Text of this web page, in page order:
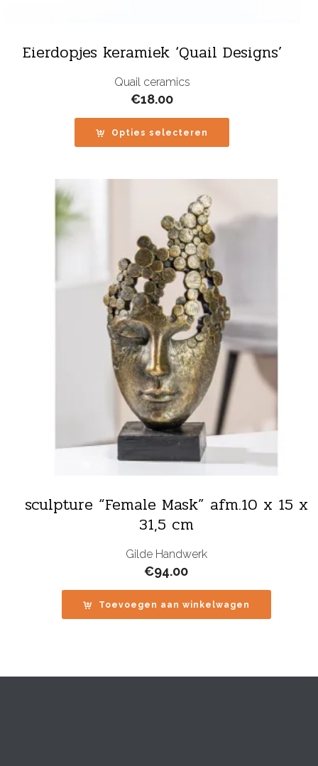
Eierdopjes keramiek ‘Quail Designs’
Quail ceramics
€18.00
Opties selecteren
sculpture “Female Mask” afm.10 x 15 x
31,5 cm
Gilde Handwerk
€94.00
Toevoegen aan winkelwagen